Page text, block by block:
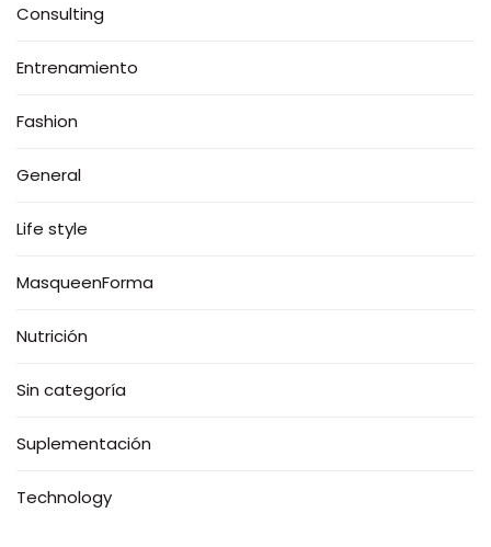
Consulting
Entrenamiento
Fashion
General
Life style
MasqueenForma
Nutrición
Sin categoría
Suplementación
Technology